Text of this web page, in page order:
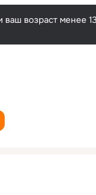
возраст менее